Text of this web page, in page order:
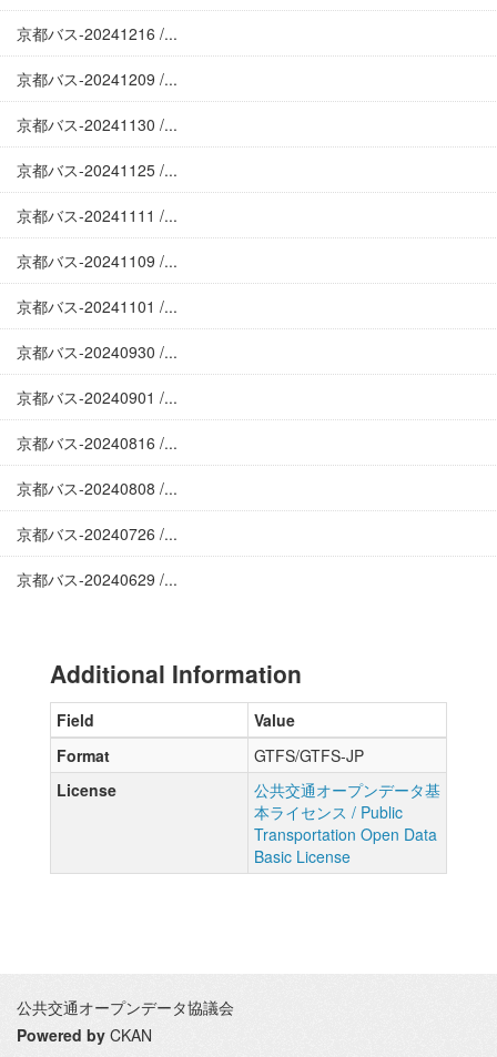
京都バス-20241216 /...
京都バス-20241209 /...
京都バス-20241130 /...
京都バス-20241125 /...
京都バス-20241111 /...
京都バス-20241109 /...
京都バス-20241101 /...
京都バス-20240930 /...
京都バス-20240901 /...
京都バス-20240816 /...
京都バス-20240808 /...
京都バス-20240726 /...
京都バス-20240629 /...
Additional Information
Field
Value
Format
GTFS/GTFS-JP
License
公共交通オープンデータ基
本ライセンス / Public
Transportation Open Data
Basic License
公共交通オープンデータ協議会
Powered by CKAN